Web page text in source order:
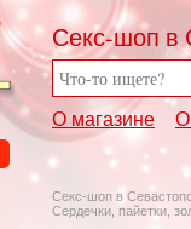
Секс-шоп в
О магазине
Секс-шоп в
Сердечки, пайетки,